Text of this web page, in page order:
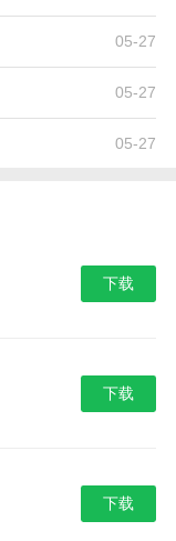
05-27
05-27
05-27
下载
下载
下载